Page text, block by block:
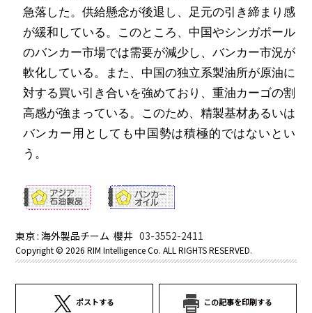
急落した。供給懸念が後退し、足元の引き締まり感
が緩和している。このところ、中国やシンガポール
のバンカー市場では需要が減少し、バンカー市況が
軟化している。また、中国の独立系製油所が原油に
対する買い引き合いを強めており、重油カーゴの割
高感が強まっている。このため、精製基材あるいは
バンカー用としても中国勢は積極的ではないとい
う。
東京 : 海外製品チーム 櫻井03-3552-2411
Copyright © 2026 RIM Intelligence Co. ALL RIGHTS RESERVED.
ポストする この記事を印刷する